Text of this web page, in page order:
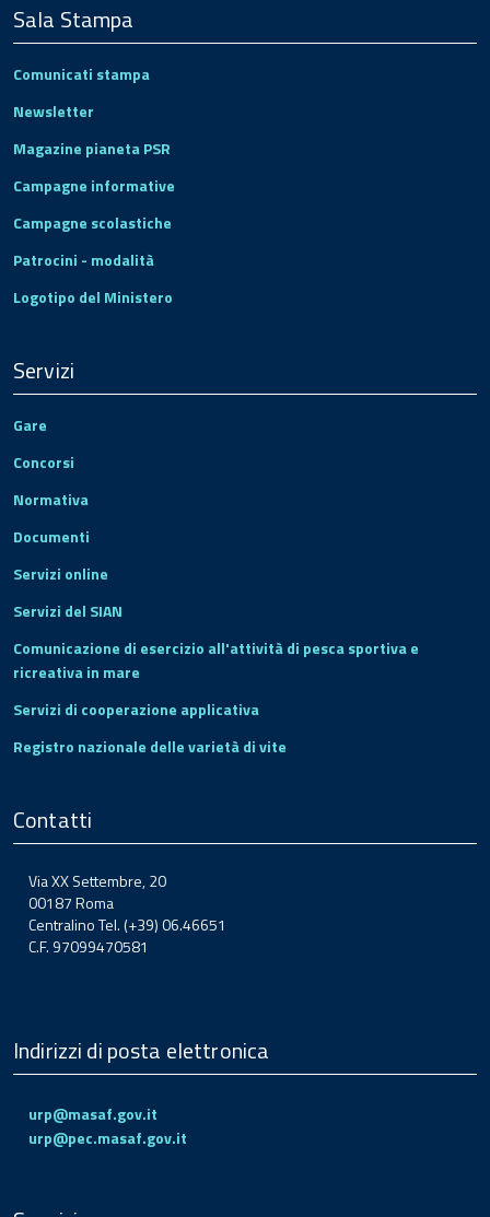
Sala Stampa
Comunicati stampa
Newsletter
Magazine pianeta PSR
Campagne informative
Campagne scolastiche
Patrocini - modalità
Logotipo del Ministero
Servizi
Gare
Concorsi
Normativa
Documenti
Servizi online
Servizi del SIAN
Comunicazione di esercizio all'attività di pesca sportiva e
ricreativa in mare
Servizi di cooperazione applicativa
Registro nazionale delle varietà di vite
Contatti
Via XX Settembre, 20
00187 Roma
Centralino Tel. (+39) 06.46651
C.F. 97099470581
Indirizzi di posta elettronica
urp@masaf.gov.it
urp@pec.masaf.gov.it